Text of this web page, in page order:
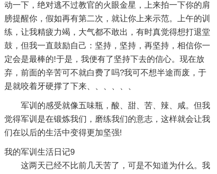
动一下，绝对逃不过教官的火眼金星，上来拍一下你的肩
膀提醒你，假如再有第二次，就让你上来示范。上午的训
练，让我精疲力竭，大气都不敢出，有时真觉得想打退堂
鼓，但我一直鼓励自己：坚持，坚持，再坚持，相信你一
定会是最棒的!于是，我便有了坚持下去的信心。现在放
弃，前面的辛苦可不就白费了吗?我可不想半途而废，于
是就咬着牙硬撑了下来、、、、、、
军训的感受就像五味瓶，酸、甜、苦、辣、咸。但我
觉得军训是在锻炼我们，磨练我们的意志，这样就会让我
们在以后的生活中变得更加坚强!
我的军训生活日记9
这两天已经不比前几天苦了，可是不知道为什么。我